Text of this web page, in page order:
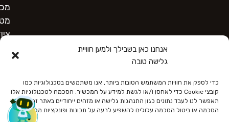
אנחנו כאן בשבילך ולמען חוויית
גלישה טובה
כדי לספק את חוויות המשתמש הטובות ביותר, אנו משתמשים בטכנולוגיות כמו
קובצי Cookie כדי לאחסן ו/או לגשת למידע על המכשיר. הסכמה לטכנולוגיות אלו
תאפשר לנו לעבד נתונים כגון התנהגות גלישה או מזהים ייחודיים באתר זה. אי
הסכמה או ביטול הסכמה עלולים להשפיע לרעה על תכונות ופונקציות מסוימות.
כל הזכויות שמורות